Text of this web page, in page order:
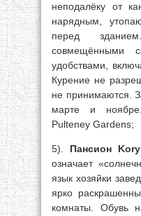
неподалёку от
нарядным,
перед
совмещёнными
удобствами,
Курение не
не принимаются.
марте и
Pulteney Gardens;
5). Пансион
означает
язык хозяйки
ярко
комнаты. Обувь